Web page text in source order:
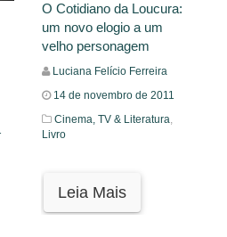
O Cotidiano da Loucura:
um novo elogio a um
velho personagem
Luciana Felício Ferreira
14 de novembro de 2011
Cinema, TV & Literatura,
Livro
Leia Mais